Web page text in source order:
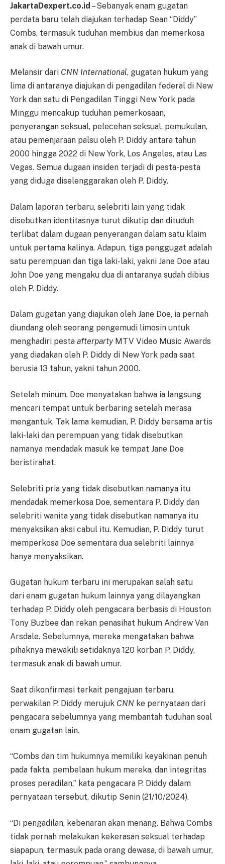
JakartaDexpert.co.id – Sebanyak enam gugatan
perdata baru telah diajukan terhadap Sean “Diddy”
Combs, termasuk tuduhan membius dan memerkosa
anak di bawah umur.
Melansir dari CNN International, gugatan hukum yang
lima di antaranya diajukan di pengadilan federal di New
York dan satu di Pengadilan Tinggi New York pada
Minggu mencakup tuduhan pemerkosaan,
penyerangan seksual, pelecehan seksual, pemukulan,
atau pemenjaraan palsu oleh P. Diddy antara tahun
2000 hingga 2022 di New York, Los Angeles, atau Las
Vegas. Semua dugaan insiden terjadi di pesta-pesta
yang diduga diselenggarakan oleh P. Diddy.
Dalam laporan terbaru, selebriti lain yang tidak
disebutkan identitasnya turut dikutip dan dituduh
terlibat dalam dugaan penyerangan dalam satu klaim
untuk pertama kalinya. Adapun, tiga penggugat adalah
satu perempuan dan tiga laki-laki, yakni Jane Doe atau
John Doe yang mengaku dua di antaranya sudah dibius
oleh P. Diddy.
Dalam gugatan yang diajukan oleh Jane Doe, ia pernah
diundang oleh seorang pengemudi limosin untuk
menghadiri pesta afterpartyMTV Video Music Awards
yang diadakan oleh P. Diddy di New York pada saat
berusia 13 tahun, yakni tahun 2000.
Setelah minum, Doe menyatakan bahwa ia langsung
mencari tempat untuk berbaring setelah merasa
mengantuk. Tak lama kemudian, P. Diddy bersama artis
laki-laki dan perempuan yang tidak disebutkan
namanya mendadak masuk ke tempat Jane Doe
beristirahat.
Selebriti pria yang tidak disebutkan namanya itu
mendadak memerkosa Doe, sementara P. Diddy dan
selebriti wanita yang tidak disebutkan namanya itu
menyaksikan aksi cabul itu. Kemudian, P. Diddy turut
memperkosa Doe sementara dua selebriti lainnya
hanya menyaksikan.
Gugatan hukum terbaru ini merupakan salah satu
dari enam gugatan hukum lainnya yang dilayangkan
terhadap P. Diddy oleh pengacara berbasis di Houston
Tony Buzbee dan rekan penasihat hukum Andrew Van
Arsdale. Sebelumnya, mereka mengatakan bahwa
pihaknya mewakili setidaknya 120 korban P. Diddy,
termasuk anak di bawah umur.
Saat dikonfirmasi terkait pengajuan terbaru,
perwakilan P. Diddy merujuk CNN ke pernyataan dari
pengacara sebelumnya yang membantah tuduhan soal
enam gugatan lain.
“Combs dan tim hukumnya memiliki keyakinan penuh
pada fakta, pembelaan hukum mereka, dan integritas
proses peradilan,” kata pengacara P. Diddy dalam
pernyataan tersebut, dikutip Senin (21/10/2024).
“Di pengadilan, kebenaran akan menang. Bahwa Combs
tidak pernah melakukan kekerasan seksual terhadap
siapapun, termasuk pada orang dewasa, di bawah umur,